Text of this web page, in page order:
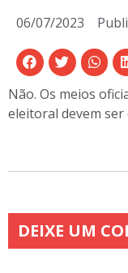
06/07/2023
Não. Os meios
eleitoral devem ser
DEIXE UM